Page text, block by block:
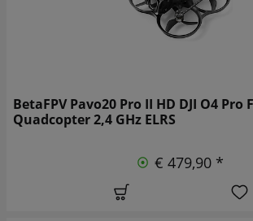
BetaFPV Pavo20 Pro II HD DJI O4 Pro
Quadcopter 2,4 GHz ELRS
€ 479,90 *